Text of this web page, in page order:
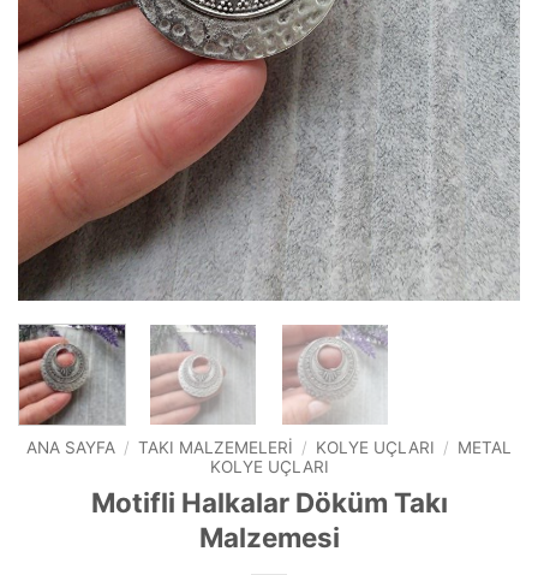
ANA SAYFA / TAKI MALZEMELERI / KOLYE UÇLARI / METAL
KOLYE UÇLARI
Motifli Halkalar Döküm Takı
Malzemesi